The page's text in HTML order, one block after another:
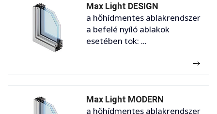
Max Light DESIGN
a hőhídmentes ablakrendszer
a befelé nyíló ablakok
esetében tok: ...
Max Light MODERN
a hőhídmentes ablakrendszer